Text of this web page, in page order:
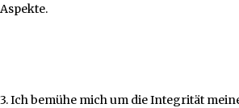
Aspekte.
3. Ich bemühe mich um die Integrität